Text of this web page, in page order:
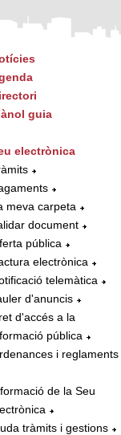
guia
electrònica
meva carpeta
document
pública
electrònica
telemàtica
d'anuncis
d'accés a la
pública
i reglaments
de la Seu
tràmits i gestions